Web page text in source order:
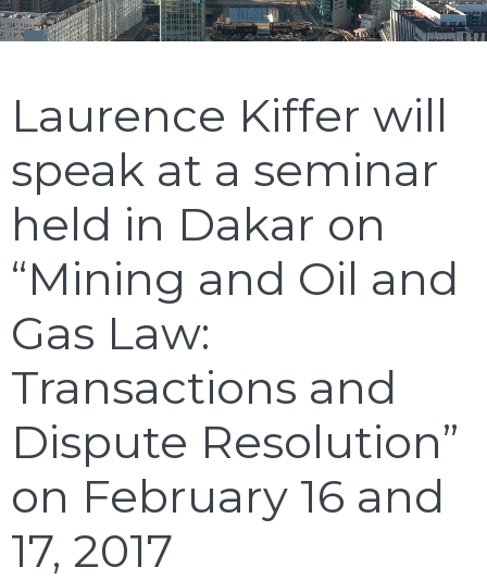
Laurence Kiffer will
speak at a seminar
held in Dakar on
“Mining and Oil and
Gas Law:
Transactions and
Dispute Resolution”
on February 16 and
17, 2017